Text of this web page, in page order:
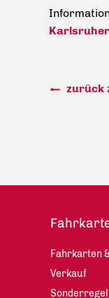
zurück
Fahrkarten
Verkauf